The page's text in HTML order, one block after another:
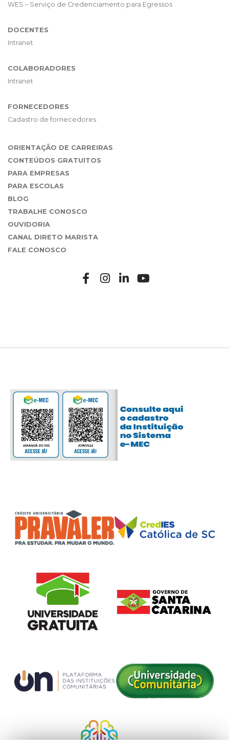
WES – Serviço de Credenciamento para Egressos
DOCENTES
Intranet
COLABORADORES
Intranet
FORNECEDORES
Cadastro de fornecedores
ORIENTAÇÃO DE CARREIRAS
CONTEÚDOS GRATUITOS
PARA EMPRESAS
PARA ESCOLAS
BLOG
TRABALHE CONOSCO
OUVIDORIA
CANAL DIRETO MARISTA
FALE CONOSCO